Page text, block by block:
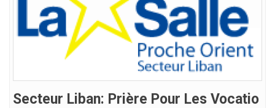
Secteur Liban: Prière Pour Les Vocatio